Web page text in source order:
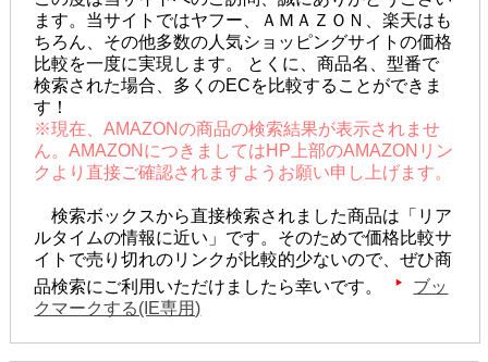
ます。当サイトではヤフー、ＡＭＡＺＯＮ、楽天はも
ちろん、その他多数の人気ショッピングサイトの価格
比較を一度に実現します。 とくに、商品名、型番で
検索された場合、多くのECを比較することができま
す！
※現在、AMAZONの商品の検索結果が表示されませ
ん。AMAZONにつきましてはHP上部のAMAZONリン
クより直接ご確認されますようお願い申し上げます。
検索ボックスから直接検索されました商品は「リア
ルタイムの情報に近い」です。そのためで価格比較サ
イトで売り切れのリンクが比較的少ないので、ぜひ商
品検索にご利用いただけましたら幸いです。
ブッ
クマークする(IE専用)